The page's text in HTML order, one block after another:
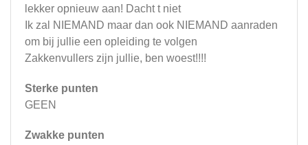
lekker opnieuw aan! Dacht t niet
Ik zal NIEMAND maar dan ook NIEMAND aanraden
om bij jullie een opleiding te volgen
Zakkenvullers zijn jullie, ben woest!!!!
Sterke punten
GEEN
Zwakke punten